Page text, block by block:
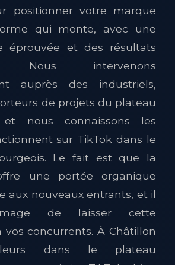
positionner votre marque
qui monte, avec une
éprouvée et des résultats
Nous intervenons
auprès des industriels,
de projets du plateau
et nous connaissons les
sur TikTok dans le
Le fait est que la
une portée organique
aux nouveaux entrants, et il
de laisser cette
concurrents. À Châtillon
dans le plateau